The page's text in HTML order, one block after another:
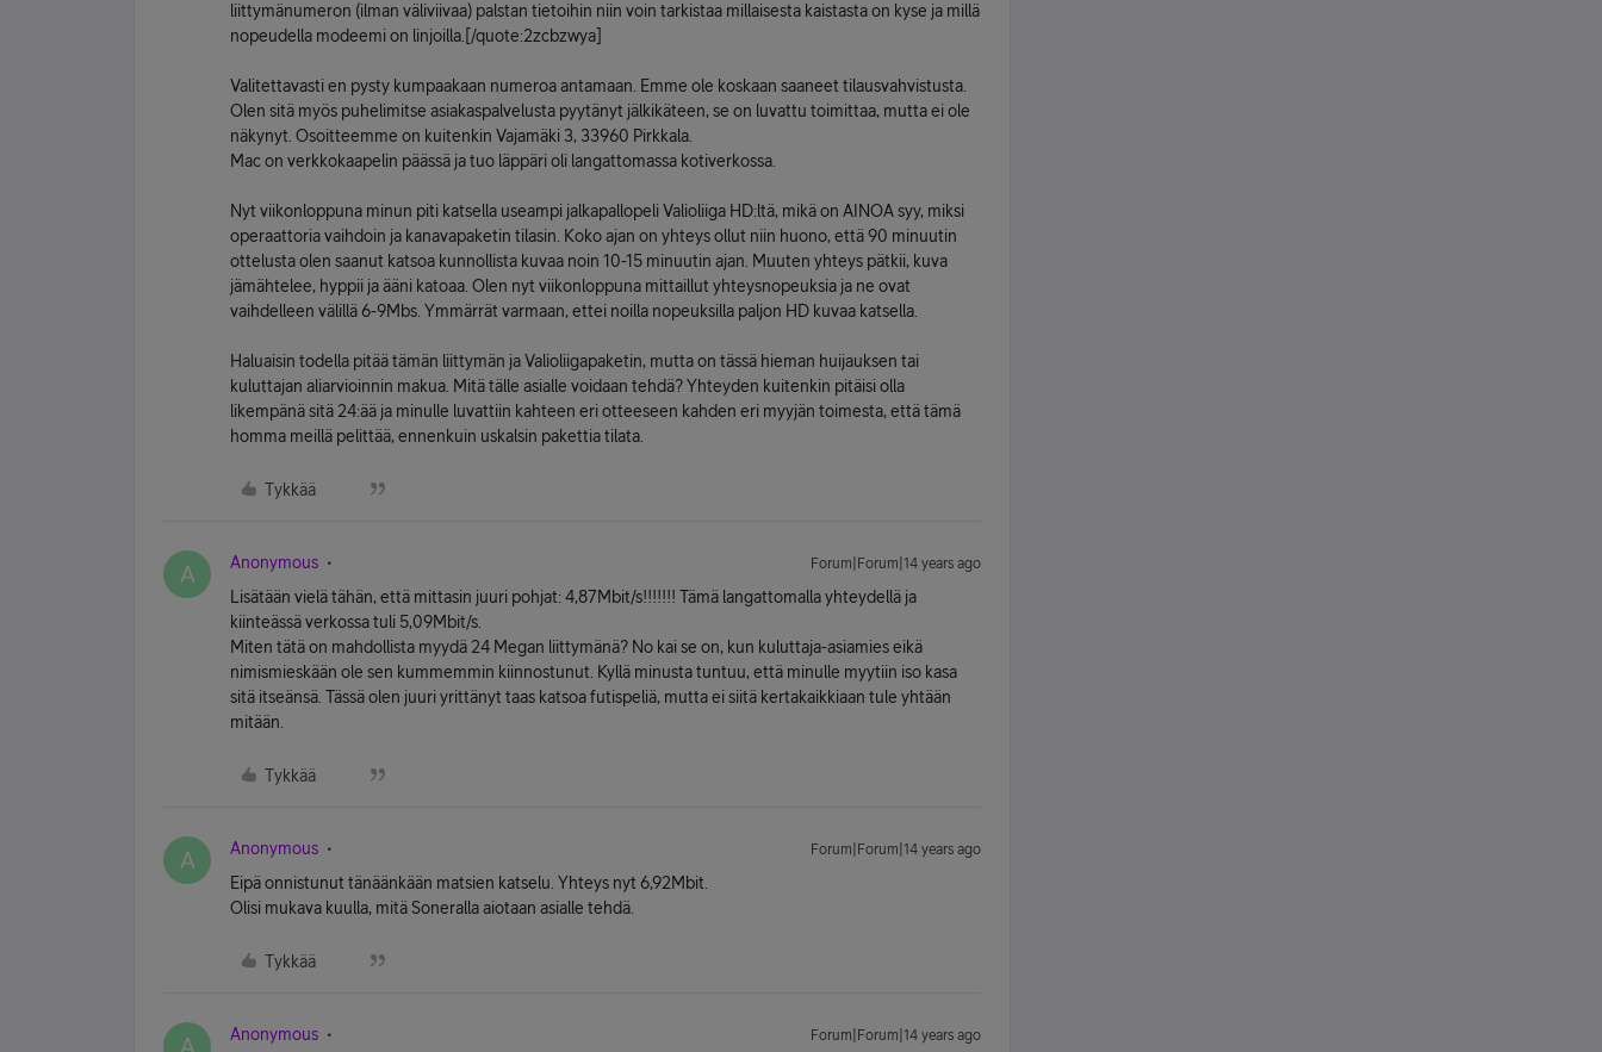
liittymänumeron (ilman väliviivaa) palstan tietoihin niin voin tarkistaa millaisesta kaistasta on kyse ja millä
nopeudella modeemi on linjoilla.[/quote:2zcbzwya]
Valitettavasti en pysty kumpaakaan numeroa antamaan. Emme ole koskaan saaneet tilausvahvistusta.
Olen sitä myös puhelimitse asiakaspalvelusta pyytänyt jälkikäteen, se on luvattu toimittaa, mutta ei ole
näkynyt. Osoitteemme on kuitenkin Vajamäki 3, 33960 Pirkkala.
Mac on verkkokaapelin päässä ja tuo läppäri oli langattomassa kotiverkossa.
Nyt viikonloppuna minun piti katsella useampi jalkapallopeli Valioliiga HD:ltä, mikä on AINOA syy, miksi
operaattoria vaihdoin ja kanavapaketin tilasin. Koko ajan on yhteys ollut niin huono, että 90 minuutin
ottelusta olen saanut katsoa kunnollista kuvaa noin 10-15 minuutin ajan. Muuten yhteys pätkii, kuva
jämähtelee, hyppii ja ääni katoaa. Olen nyt viikonloppuna mittaillut yhteysnopeuksia ja ne ovat
vaihdelleen välillä 6-9Mbs. Ymmärrät varmaan, ettei noilla nopeuksilla paljon HD kuvaa katsella.
Haluaisin todella pitää tämän liittymän ja Valioliigapaketin, mutta on tässä hieman huijauksen tai
kuluttajan aliarvioinnin makua. Mitä tälle asialle voidaan tehdä? Yhteyden kuitenkin pitäisi olla
likempänä sitä 24:ää ja minulle luvattiin kahteen eri otteeseen kahden eri myyjän toimesta, että tämä
homma meillä pelittää, ennenkuin uskalsin pakettia tilata.
Tykkää
A Anonymous Forum|Forum|14 years ago
Lisätään vielä tähän, että mittasin juuri pohjat: 4,87Mbit/s!!!!!!! Tämä langattomalla yhteydellä ja
kiinteässä verkossa tuli 5,09Mbit/s.
Miten tätä on mahdollista myydä 24 Megan liittymänä? No kai se on, kun kuluttaja-asiamies eikä
nimismieskään ole sen kummemmin kiinnostunut. Kyllä minusta tuntuu, että minulle myytiin iso kasa
sitä itseänsä. Tässä olen juuri yrittänyt taas katsoa futispeliä, mutta ei siitä kertakaikkiaan tule yhtään
mitään.
Tykkää
A Anonymous Forum|Forum|14 years ago
Eipä onnistunut tänäänkään matsien katselu. Yhteys nyt 6,92Mbit.
Olisi mukava kuulla, mitä Soneralla aiotaan asialle tehdä.
Tykkää
A Anonymous Forum|Forum|14 years ago